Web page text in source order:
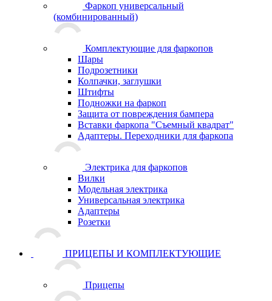
Фаркоп универсальный
(комбинированный)
Комплектующие для фаркопов
Шары
Подрозетники
Колпачки, заглушки
Штифты
Подножки на фаркоп
Защита от повреждения бампера
Вставки фаркопа "Съемный квадрат"
Адаптеры. Переходники для фаркопа
Электрика для фаркопов
Вилки
Модельная электрика
Универсальная электрика
Адаптеры
Розетки
ПРИЦЕПЫ И КОМПЛЕКТУЮЩИЕ
Прицепы